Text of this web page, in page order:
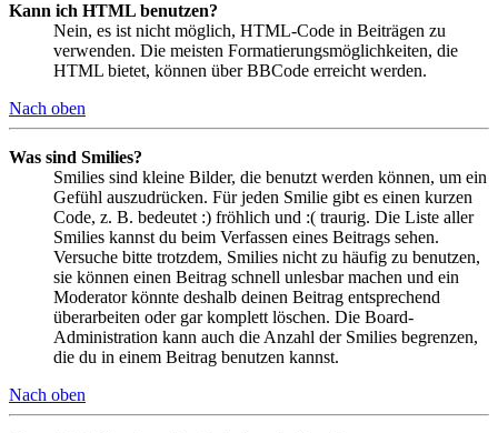
Kann ich HTML benutzen?
Nein, es ist nicht möglich, HTML-Code in Beiträgen zu
verwenden. Die meisten Formatierungsmöglichkeiten, die
HTML bietet, können über BBCode erreicht werden.
Nach oben
Was sind Smilies?
Smilies sind kleine Bilder, die benutzt werden können, um ein
Gefühl auszudrücken. Für jeden Smilie gibt es einen kurzen
Code, z. B. bedeutet :) fröhlich und :( traurig. Die Liste aller
Smilies kannst du beim Verfassen eines Beitrags sehen.
Versuche bitte trotzdem, Smilies nicht zu häufig zu benutzen,
sie können einen Beitrag schnell unlesbar machen und ein
Moderator könnte deshalb deinen Beitrag entsprechend
überarbeiten oder gar komplett löschen. Die Board-
Administration kann auch die Anzahl der Smilies begrenzen,
die du in einem Beitrag benutzen kannst.
Nach oben